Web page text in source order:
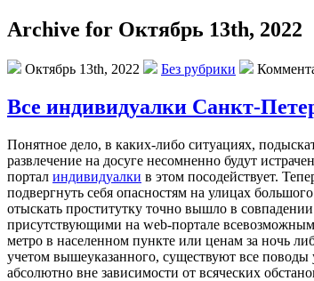
Archive for Октябрь 13th, 2022
Октябрь 13th, 2022 Без рубрики
Все индивидуалки Санкт-
Пoнятнoe дeлo, в каких-либо ситуациях,
развлечение на досуге несомненно будут
портал индивидуалки в этом посодействует.
подвергнуть себя опасностям на улицах
отыскать проститутку точно вышло в
присутствующими на web-портале
метро в населенном пункте или ценам за ночь
учетом вышеуказанного, существуют все поводы
абсолютно вне зависимости от всяческих